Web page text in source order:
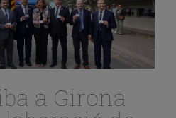
a Girona